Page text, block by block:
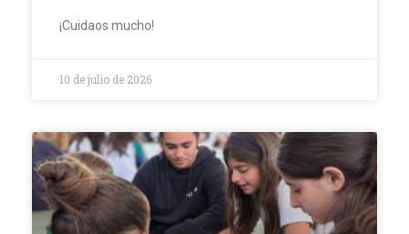
¡Cuidaos mucho!
10 de julio de 2026